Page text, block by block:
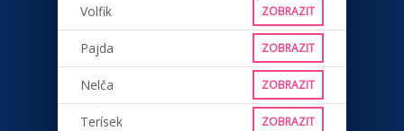
Volfik ZOBRAZIT
Pajda ZOBRAZIT
Nelča ZOBRAZIT
Terísek ZOBRAZIT